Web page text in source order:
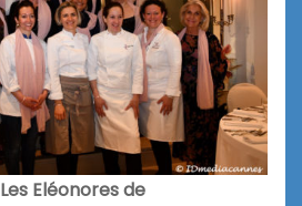
Les Eléonores de